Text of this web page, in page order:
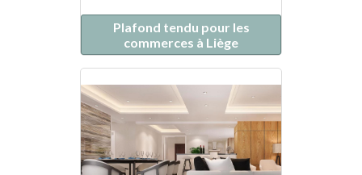
Plafond tendu pour les
commerces à Liège